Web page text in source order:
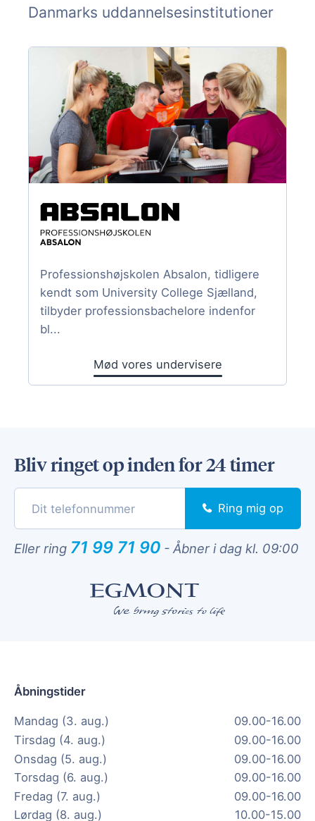
Danmarks uddannelsesinstitutioner
Professionshøjskolen Absalon, tidligere
kendt som University College Sjælland,
tilbyder professionsbachelore indenfor
bl...
Mød vores undervisere
Bliv ringet op inden for 24 timer
Ring mig op
Eller ring 71 99 71 90 - Åbner i dag kl. 09:00
Åbningstider
Mandag (3. aug.)
09.00-16.00
Tirsdag (4. aug.)
09.00-16.00
Onsdag (5. aug.)
09.00-16.00
Torsdag (6. aug.)
09.00-16.00
Fredag (7. aug.)
09.00-16.00
Lørdag (8. aug.)
10.00-15.00